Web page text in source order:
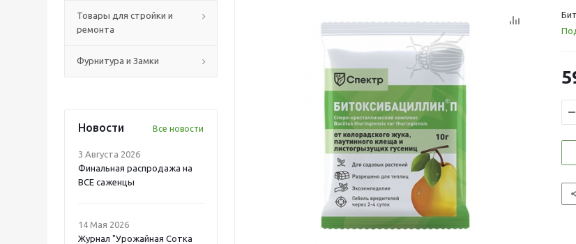
Товары для стройки и
ремонта
Фурнитура и Замки
Новости Все новости
3 Августа 2026
Финальная распродажа на
ВСЕ саженцы
14 Мая 2026
Журнал "Урожайная Сотка